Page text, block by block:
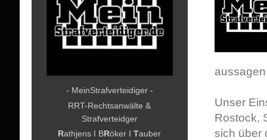
Unser
Rostock,
sich über
- MeinStrafverteidiger -
RRT-Rechtsanwälte &
Strafverteidger
Rathjens I BRöker ITauber